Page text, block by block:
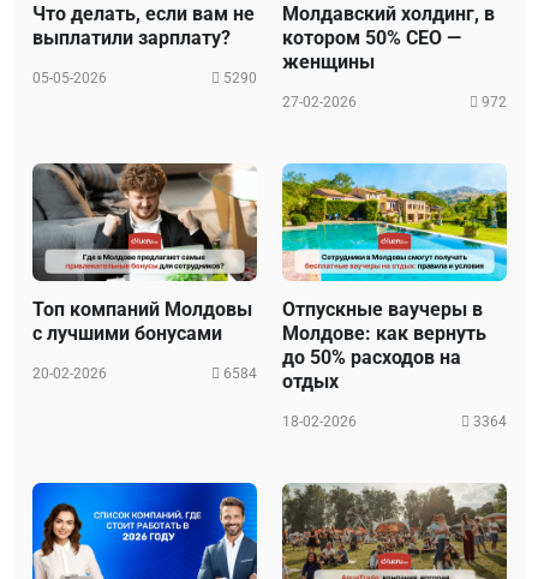
Что делать, если вам не
выплатили зарплату?
05-05-2026 5290
Молдавский холдинг, в
котором 50% CEO —
женщины
27-02-2026 972
Топ компаний Молдовы
с лучшими бонусами
20-02-2026 6584
Отпускные ваучеры в
Молдове: как вернуть
до 50% расходов на
отдых
18-02-2026 3364